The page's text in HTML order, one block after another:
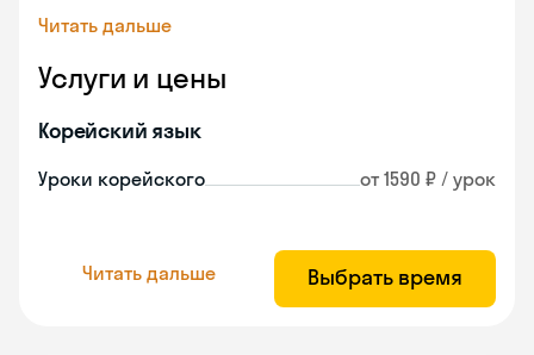
Читать дальше
Услуги и цены
Корейский язык
Уроки корейского от 1590 ₽ / урок
Читать дальше Выбрать время